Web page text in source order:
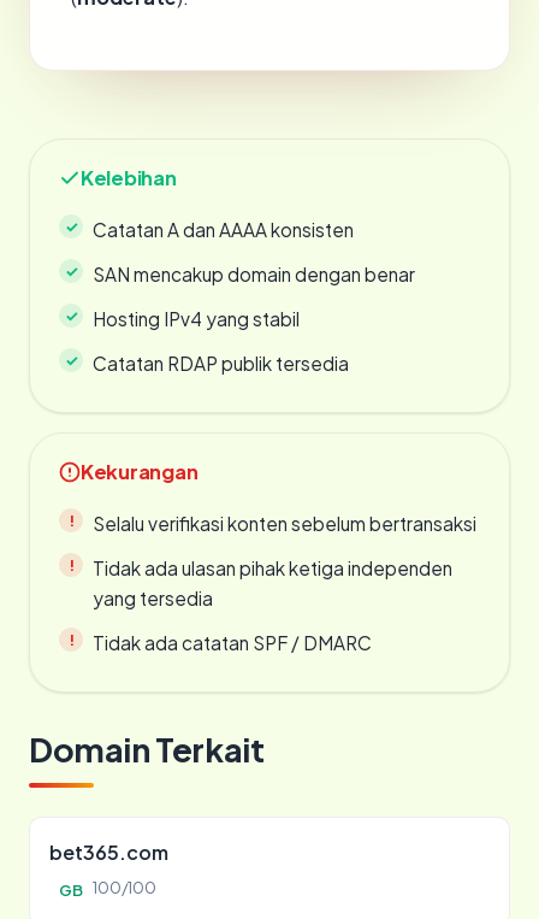
Kelebihan
Catatan A dan AAAA konsisten
SAN mencakup domain dengan benar
Hosting IPv4 yang stabil
Catatan RDAP publik tersedia
Kekurangan
Selalu verifikasi konten sebelum bertransaksi
Tidak ada ulasan pihak ketiga independen
yang tersedia
Tidak ada catatan SPF / DMARC
Domain Terkait
bet365.com
GB 100/100